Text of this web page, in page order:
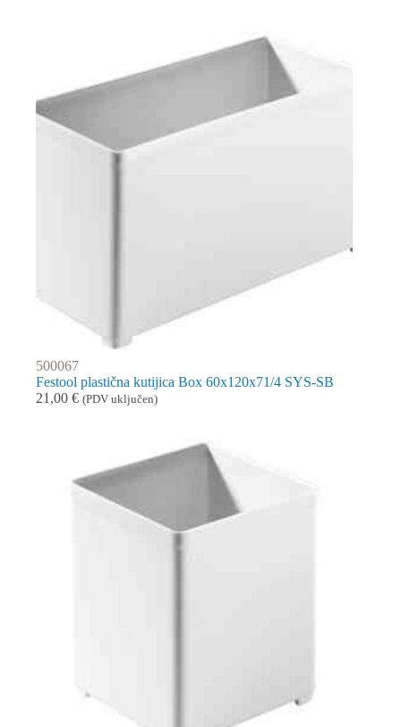
500067
Festool plastična kutijica Box 60x120x71/4 SYS-SB
21,00 € (PDV uključen)